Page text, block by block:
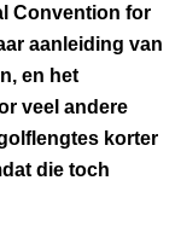
Convention for
aanleiding van
en het
veel andere
korter
die toch